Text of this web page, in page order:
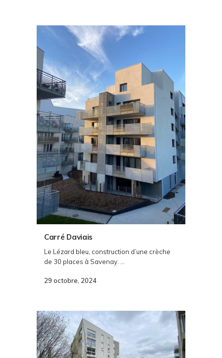
Carré Daviais
Le Lézard bleu, construction d’une crèche
de 30 places à Savenay. ...
29 octobre, 2024